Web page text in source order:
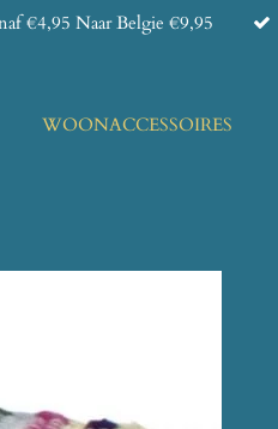
€4,95 Naar Belgie €9,95
WOONACCESSOIRES